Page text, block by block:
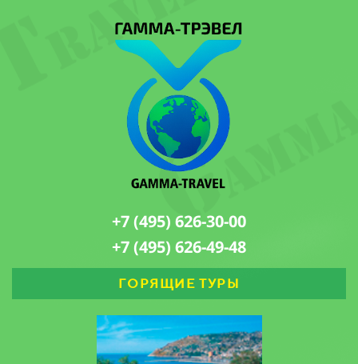
+7 (495) 626-30-00
+7 (495) 626-49-48
ГОРЯЩИЕ ТУРЫ